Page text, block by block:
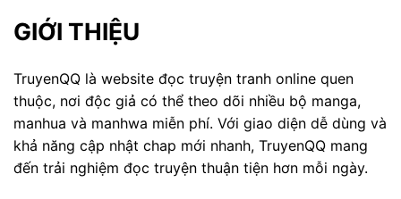
GIỚI THIỆU
TruyenQQ là website đọc truyện tranh online quen
thuộc, nơi độc giả có thể theo dõi nhiều bộ manga,
manhua và manhwa miễn phí. Với giao diện dễ dùng và
khả năng cập nhật chap mới nhanh, TruyenQQ mang
đến trải nghiệm đọc truyện thuận tiện hơn mỗi ngày.